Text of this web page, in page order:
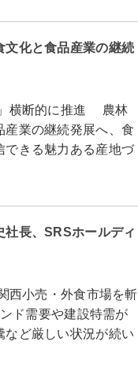
化と食品産業の継続
横断的に推進 農林
産業の継続発展へ、食
できる魅力ある産地づ
長、SRSホールディ
小売・外食市場を斬
ド需要や建設特需が
など厳しい状況が続い